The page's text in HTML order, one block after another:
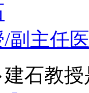
副主任
教授